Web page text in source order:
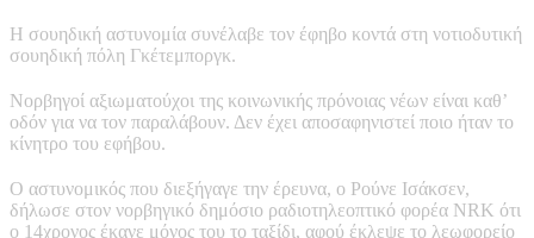
Η σουηδική αστυνομία συνέλαβε τον έφηβο κοντά στη νοτιοδυτική
σουηδική πόλη Γκέτεμποργκ.
Νορβηγοί αξιωματούχοι της κοινωνικής πρόνοιας νέων είναι καθ’
οδόν για να τον παραλάβουν. Δεν έχει αποσαφηνιστεί ποιο ήταν το
κίνητρο του εφήβου.
Ο αστυνομικός που διεξήγαγε την έρευνα, ο Ρούνε Ισάκσεν,
δήλωσε στον νορβηγικό δημόσιο ραδιοτηλεοπτικό φορέα NRK ότι
ο 14χρονος έκανε μόνος του το ταξίδι, αφού έκλεψε το λεωφορείο